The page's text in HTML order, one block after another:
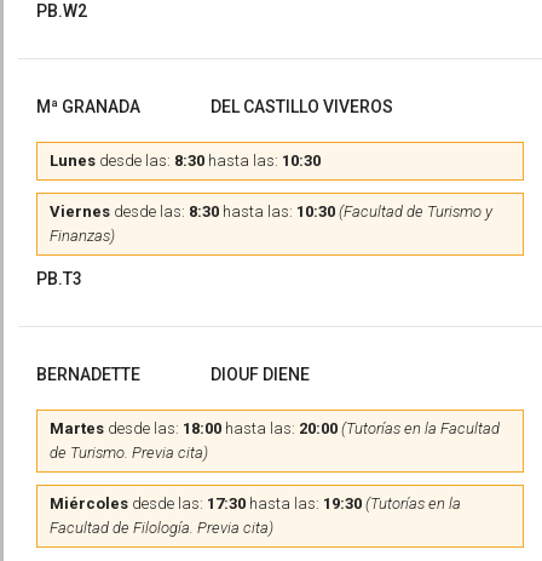
PB.W2
Mª GRANADA DEL CASTILLO VIVEROS
Lunes desde las: 8:30 hasta las: 10:30
Viernes desde las: 8:30 hasta las: 10:30 (Facultad de Turismo y
Finanzas)
PB.T3
BERNADETTE DIOUF DIENE
Martes desde las: 18:00 hasta las: 20:00 (Tutorías en la Facultad
de Turismo. Previa cita)
Miércoles desde las: 17:30 hasta las: 19:30 (Tutorías en la
Facultad de Filología. Previa cita)